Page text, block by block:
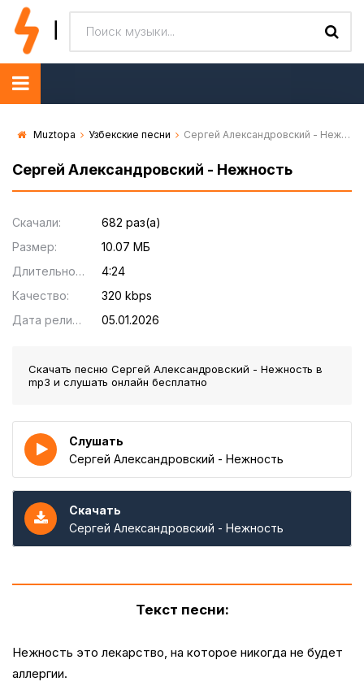
Muztopa Узбекские песни Сергей Александровский - Нежность
Сергей Александровский - Нежность
Скачали:
682 раз(а)
Размер:
10.07 МБ
Длительность:
4:24
Качество:
320 kbps
Дата релиза:
05.01.2026
Скачать песню Сергей Александровский - Нежность в
mp3 и слушать онлайн бесплатно
Слушать
Сергей Александровский - Нежность
Скачать
Сергей Александровский - Нежность
Текст песни:
Нежность это лекарство, на которое никогда не будет
аллергии.